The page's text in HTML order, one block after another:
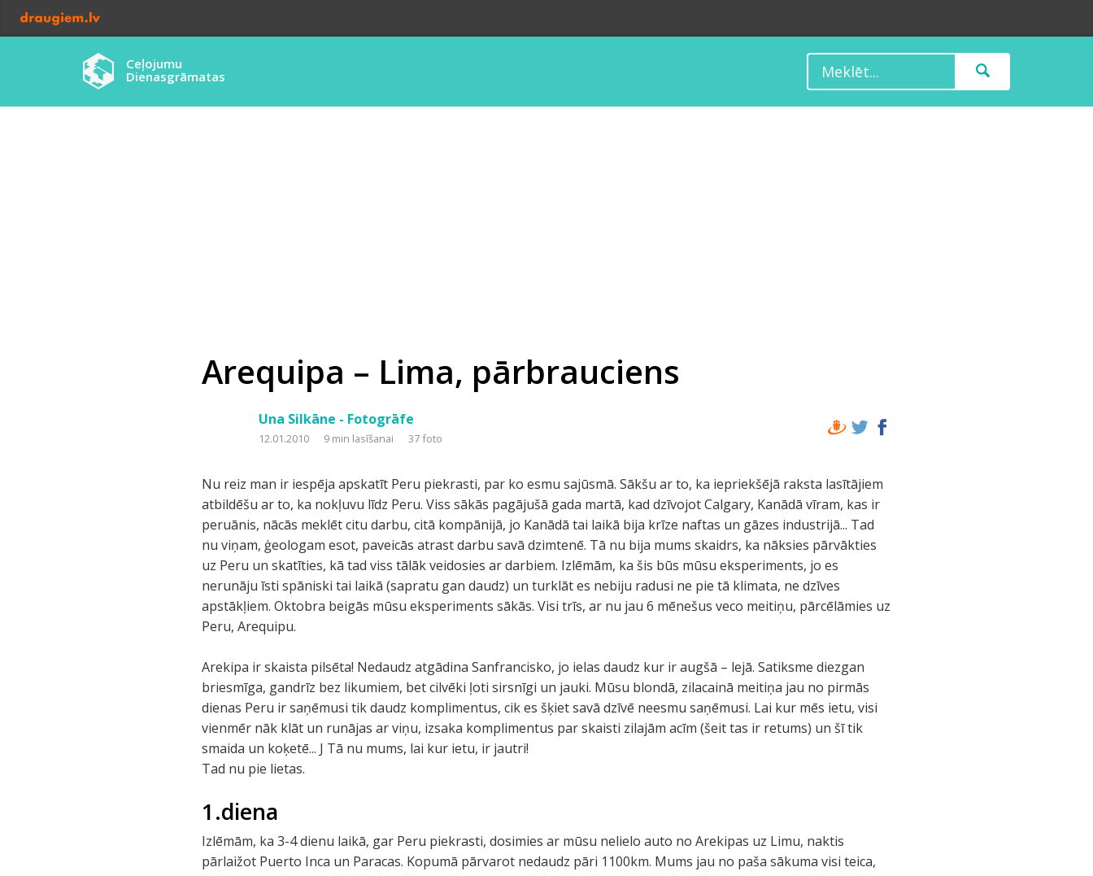
Ceļojumu
Dienasgrāmatas
Arequipa – Lima, pārbrauciens
Una Silkāne - Fotogrāfe
12.01.2010 9 min lasīšanai 37 foto
Nu reiz man ir iespēja apskatīt Peru piekrasti, par ko esmu sajūsmā. Sākšu ar to, ka iepriekšējā raksta lasītājiem
atbildēšu ar to, ka nokļuvu līdz Peru. Viss sākās pagājušā gada martā, kad dzīvojot Calgary, Kanādā vīram, kas ir
peruānis, nācās meklēt citu darbu, citā kompānijā, jo Kanādā tai laikā bija krīze naftas un gāzes industrijā... Tad
nu viņam, ģeologam esot, paveicās atrast darbu savā dzimtenē. Tā nu bija mums skaidrs, ka nāksies pārvākties
uz Peru un skatīties, kā tad viss tālāk veidosies ar darbiem. Izlēmām, ka šis būs mūsu eksperiments, jo es
nerunāju īsti spāniski tai laikā (sapratu gan daudz) un turklāt es nebiju radusi ne pie tā klimata, ne dzīves
apstākļiem. Oktobra beigās mūsu eksperiments sākās. Visi trīs, ar nu jau 6 mēnešus veco meitiņu, pārcēlāmies uz
Peru, Arequipu.
Arekipa ir skaista pilsēta! Nedaudz atgādina Sanfrancisko, jo ielas daudz kur ir augšā – lejā. Satiksme diezgan
briesmīga, gandrīz bez likumiem, bet cilvēki ļoti sirsnīgi un jauki. Mūsu blondā, zilacainā meitiņa jau no pirmās
dienas Peru ir saņēmusi tik daudz komplimentus, cik es šķiet savā dzīvē neesmu saņēmusi. Lai kur mēs ietu, visi
vienmēr nāk klāt un runājas ar viņu, izsaka komplimentus par skaisti zilajām acīm (šeit tas ir retums) un šī tik
smaida un koķetē... J Tā nu mums, lai kur ietu, ir jautri!
Tad nu pie lietas.
1.diena
Izlēmām, ka 3-4 dienu laikā, gar Peru piekrasti, dosimies ar mūsu nelielo auto no Arekipas uz Limu, naktis
pārlaižot Puerto Inca un Paracas. Kopumā pārvarot nedaudz pāri 1100km. Mums jau no paša sākuma visi teica,